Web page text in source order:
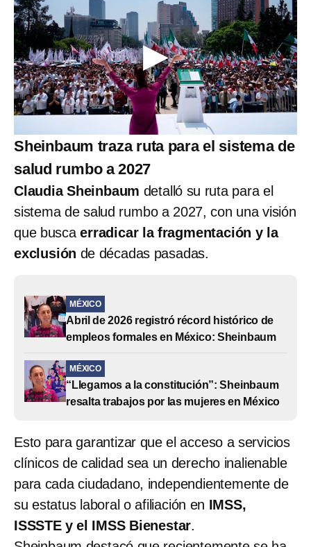
Sheinbaum traza ruta para el sistema de
salud rumbo a 2027
Claudia Sheinbaum detalló su ruta para el
sistema de salud rumbo a 2027, con una visión
que buscaerradicar la fragmentación y la
exclusión de décadas pasadas.
MÉXICO
Abril de 2026 registró récord histórico de
empleos formales en México: Sheinbaum
MÉXICO
“Llegamos a la constitución”: Sheinbaum
resalta trabajos por las mujeres en México
Esto para garantizar que el acceso a servicios
clínicos de calidad sea un derecho inalienable
para cada ciudadano, independientemente de
su estatus laboral o afiliación en IMSS,
ISSSTE y el IMSS Bienestar.